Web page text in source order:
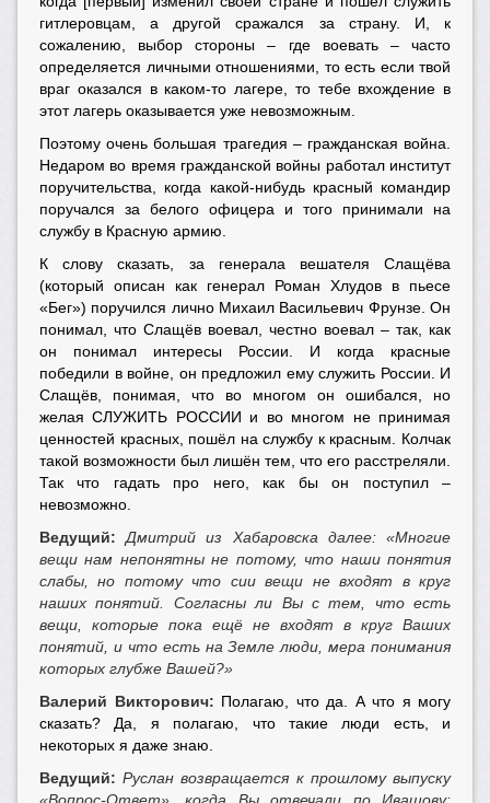
гитлеровцам, а другой сражался за страну. И, к
сожалению, выбор стороны – где воевать – часто
определяется личными отношениями, то есть если твой
враг оказался в каком-то лагере, то тебе вхождение в
этот лагерь оказывается уже невозможным.
Поэтому очень большая трагедия – гражданская война.
Недаром во время гражданской войны работал институт
поручительства, когда какой-нибудь красный командир
поручался за белого офицера и того принимали на
службу в Красную армию.
К слову сказать, за генерала вешателя Слащёва
(который описан как генерал Роман Хлудов в пьесе
«Бег») поручился лично Михаил Васильевич Фрунзе. Он
понимал, что Слащёв воевал, честно воевал – так, как
он понимал интересы России. И когда красные
победили в войне, он предложил ему служить России. И
Слащёв, понимая, что во многом он ошибался, но
желая СЛУЖИТЬ РОССИИ и во многом не принимая
ценностей красных, пошёл на службу к красным. Колчак
такой возможности был лишён тем, что его расстреляли.
Так что гадать про него, как бы он поступил –
невозможно.
Ведущий:
Дмитрий из Хабаровска далее: «Многие
вещи нам непонятны не потому, что наши понятия
слабы, но потому что сии вещи не входят в круг
наших понятий. Согласны ли Вы с тем, что есть
вещи, которые пока ещё не входят в круг Ваших
понятий, и что есть на Земле люди, мера понимания
которых глубже Вашей?»
Валерий Викторович: Полагаю, что да. А что я могу
сказать? Да, я полагаю, что такие люди есть, и
некоторых я даже знаю.
Ведущий: Руслан возвращается к прошлому выпуску